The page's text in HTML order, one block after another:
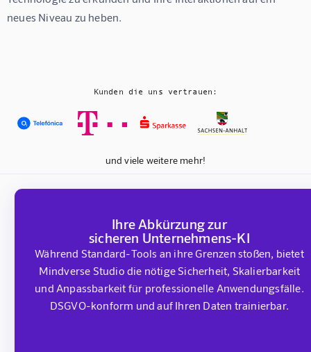
neues Niveau zu heben.
Kunden die uns vertrauen:
und viele weitere mehr!
Ihre Abkürzung zur
sicheren Unternehmens-KI
Während Standard-Tools an ihre Grenzen stoßen, bietet
Mindverse Studio die nötige Sicherheit, Skalierbarkeit
und Anpassbarkeit für professionelle Anwendungsfälle.
DSGVO-konform und auf Ihren Daten trainierbar.